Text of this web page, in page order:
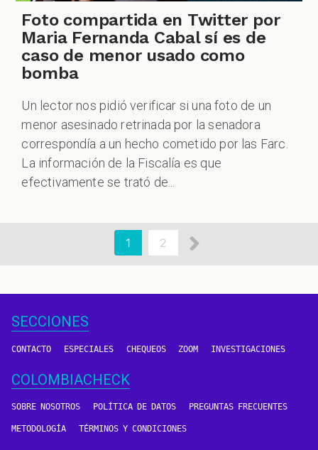
Foto compartida en Twitter por
Maria Fernanda Cabal sí es de
caso de menor usado como
bomba
Un lector nos pidió verificar si una foto de un
menor asesinado retrinada por la senadora
correspondía a un hecho cometido por las Farc.
La información de la Fiscalía es que
efectivamente se trató de...
Página
actual
1 Page
2
Siguiente
SECCIONES
CONTACTO ESPECIALES CHEQUEOS ZOOM INVESTIGACIONES
COLOMBIACHECK
SOBRE NOSOTROS POLÍTICA DE DATOS PREGUNTAS FRECUENTES
METODOLOGÍA TÉRMINOS Y CONDICIONES